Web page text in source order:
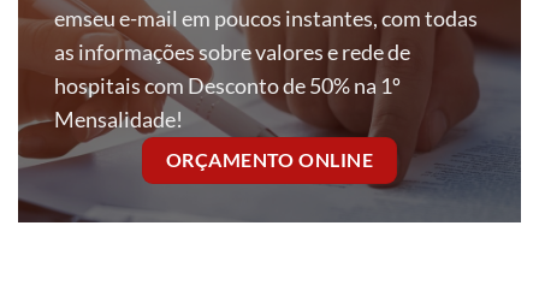
emseu e-mail em poucos instantes, com todas
as informações sobre valores e rede de
hospitais com Desconto de 50% na 1º
Mensalidade!
ORÇAMENTO ONLINE